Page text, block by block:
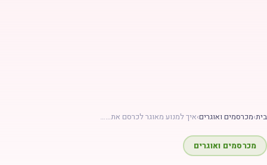
›מכרסמים ואוגרים›איך למנוע מאוגר לכרסם את……
מכרסמים ואוגרים